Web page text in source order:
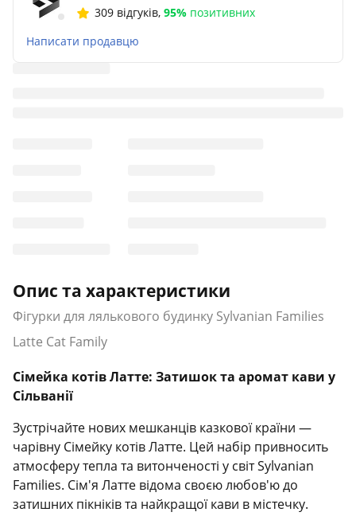
309 відгуків, 95% позитивних
Написати продавцю
Опис та характеристики
Фігурки для лялькового будинку Sylvanian Families
Latte Cat Family
Сімейка котів Латте: Затишок та аромат кави у
Сільванії
Зустрічайте нових мешканців казкової країни —
чарівну Сімейку котів Латте. Цей набір привносить
атмосферу тепла та витонченості у світ Sylvanian
Families. Сім'я Латте відома своєю любов'ю до
затишних пікніків та найкращої кави в містечку.